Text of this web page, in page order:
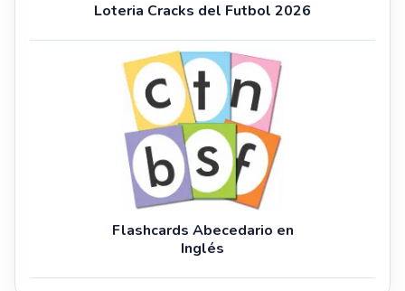
Loteria Cracks del Futbol 2026
Flashcards Abecedario en
Inglés